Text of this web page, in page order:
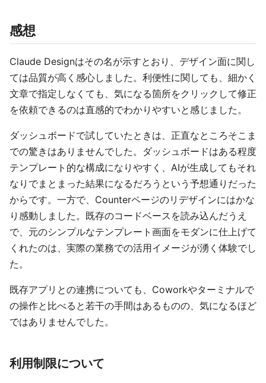
感想
Claude Designはその名が示すとおり、デザイン面に関し
ては品質が高く感心しました。利便性に関しても、細かく
文章で指定しなくても、気になる箇所をクリックして修正
を依頼できるのは直感的でわかりやすいと感じました。
ダッシュボードで試していたときは、正直なところそこま
での驚きはありませんでした。ダッシュボードはある程度
テンプレート的な構成になりやすく、AIが生成してもそれ
なりでまとまった結果になるだろうという予想通りだった
からです。一方で、Counterページのリデザインにはかな
り感動しました。既存のコードベースを読み込んだうえ
で、元のシンプルなテンプレート画面をモダンに仕上げて
くれたのは、実際の業務での活用イメージが湧く体験でし
た。
既存アプリとの連携についても、Coworkやターミナルで
の操作と比べると若干の手間はあるものの、気になるほど
ではありませんでした。
利用制限について